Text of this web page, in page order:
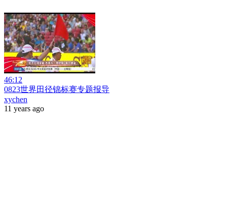
46:12
0823世界田径锦标赛专题报导
xychen
11 years ago